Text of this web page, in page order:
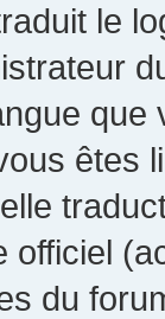
le
êtes
officiel
du